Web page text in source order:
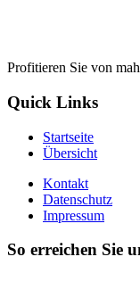
Profitieren Sie von
Quick Links
Startseite
Übersicht
Kontakt
Datenschutz
Impressum
So erreichen Sie